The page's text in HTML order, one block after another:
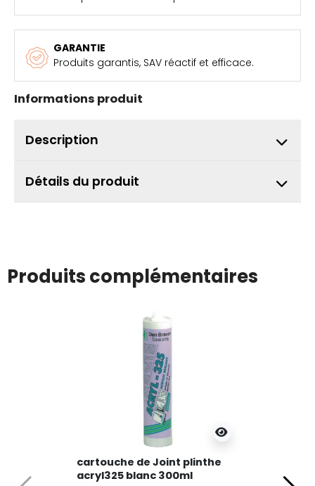
GARANTIE
Produits garantis, SAV réactif et efficace.
Informations produit
Description
Détails du produit
Produits complémentaires
cartouche de Joint plinthe
acryl325 blanc 300ml